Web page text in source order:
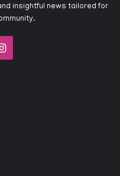
insightful news tailored for
Instagram